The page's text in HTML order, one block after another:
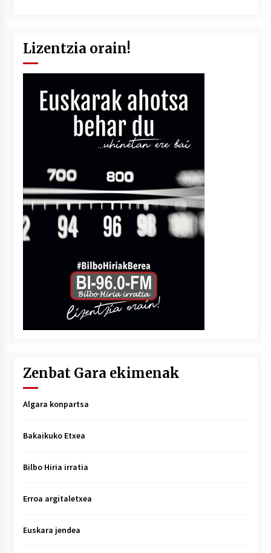
Lizentzia orain!
Zenbat Gara ekimenak
Algara konpartsa
Bakaikuko Etxea
Bilbo Hiria irratia
Erroa argitaletxea
Euskara jendea